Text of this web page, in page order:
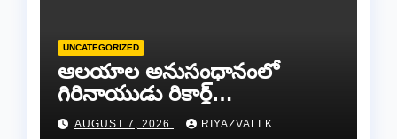
UNCATEGORIZED
ఆలయాల అనుసంధానంలో
గిరినాయుడు రికార్డ్
దారినేర్పరి..రోడ్డు నిర్మాణంతో పాటు
AUGUST 7, 2026 RIYAZVALI K